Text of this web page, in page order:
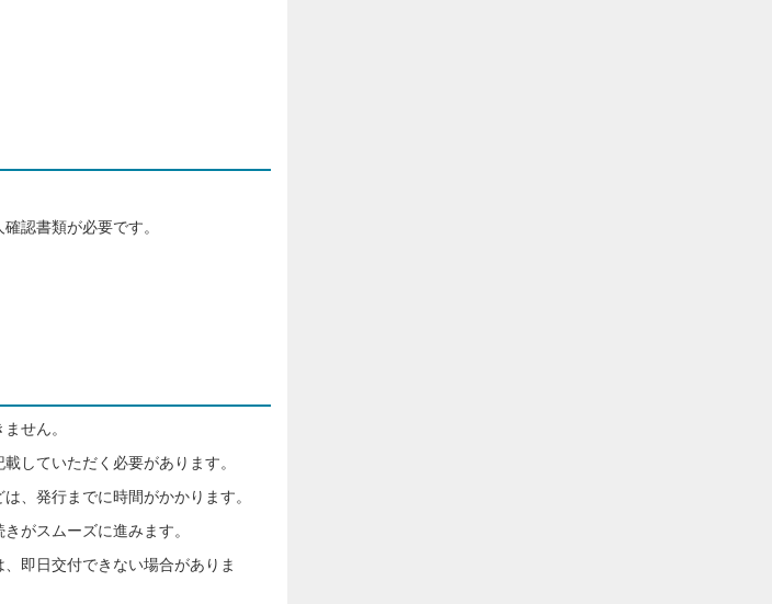
認書類が必要です。
せん。
していただく必要があります。
、発行までに時間がかかります。
がスムーズに進みます。
即日交付できない場合がありま